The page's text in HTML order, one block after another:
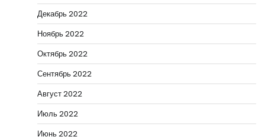
Декабрь 2022
Ноябрь 2022
Октябрь 2022
Сентябрь 2022
Август 2022
Июль 2022
Июнь 2022